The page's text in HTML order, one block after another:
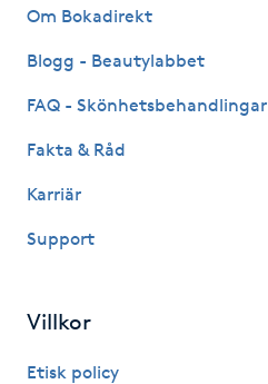
Naprapati
NBE-massage
Ny frisyr
Olaplex
Om Bokadirekt
Blogg - Beautylabbet
FAQ - Skönhetsbehandlingar
Fakta & Råd
Karriär
Support
Villkor
Etisk policy